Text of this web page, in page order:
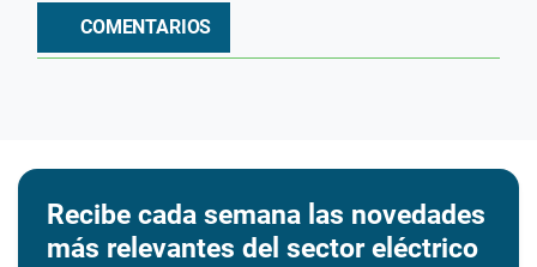
COMENTARIOS
Recibe cada semana las novedades
más relevantes del sector eléctrico